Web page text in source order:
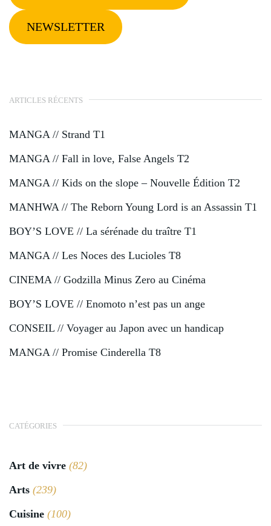
NEWSLETTER
ARTICLES RÉCENTS
MANGA // Strand T1
MANGA // Fall in love, False Angels T2
MANGA // Kids on the slope – Nouvelle Édition T2
MANHWA // The Reborn Young Lord is an Assassin T1
BOY’S LOVE // La sérénade du traître T1
MANGA // Les Noces des Lucioles T8
CINEMA // Godzilla Minus Zero au Cinéma
BOY’S LOVE // Enomoto n’est pas un ange
CONSEIL // Voyager au Japon avec un handicap
MANGA // Promise Cinderella T8
CATÉGORIES
Art de vivre (82)
Arts (239)
Cuisine (100)